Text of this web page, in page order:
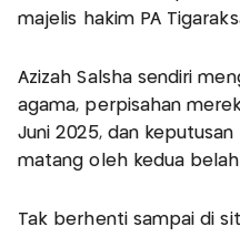
majelis hakim PA
Azizah Salsha sendiri
agama, perpisahan
Juni 2025, dan
matang oleh kedua
Tak berhenti sampai di